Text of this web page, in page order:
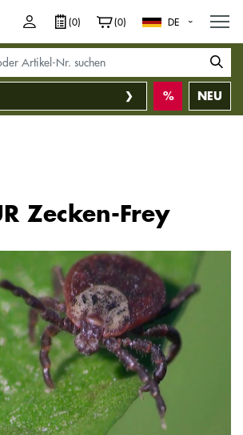
(0) (0) DE
NEU
Zecken-Frey